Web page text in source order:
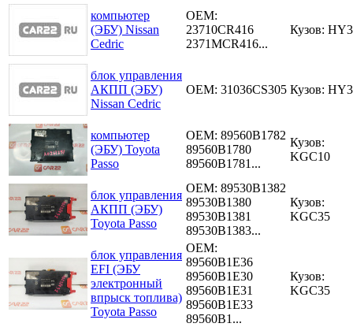
компьютер
(ЭБУ) Nissan
Cedric
OEM:
23710CR416
2371MCR416...
Кузов:
блок управления
АКПП (ЭБУ)
Nissan Cedric
OEM: 31036CS305 Кузов:
компьютер
(ЭБУ) Toyota
Passo
OEM: 89560B1782
89560B1780
89560B1781...
Кузов:
KGC10
блок управления
АКПП (ЭБУ)
Toyota Passo
OEM: 89530B1382
89530B1380
89530B1381
89530B1383...
Кузов:
KGC35
блок управления
EFI (ЭБУ
электронный
впрыск топлива)
Toyota Passo
OEM:
89560B1E36
89560B1E30
89560B1E31
89560B1E33
89560B1...
Кузов:
KGC35